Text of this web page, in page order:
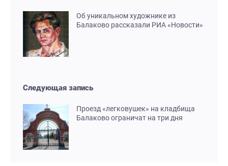
Об уникальном художнике из
Балаково рассказали РИА «Новости»
Следующая запись
Проезд «легковушек» на кладбища
Балаково ограничат на три дня